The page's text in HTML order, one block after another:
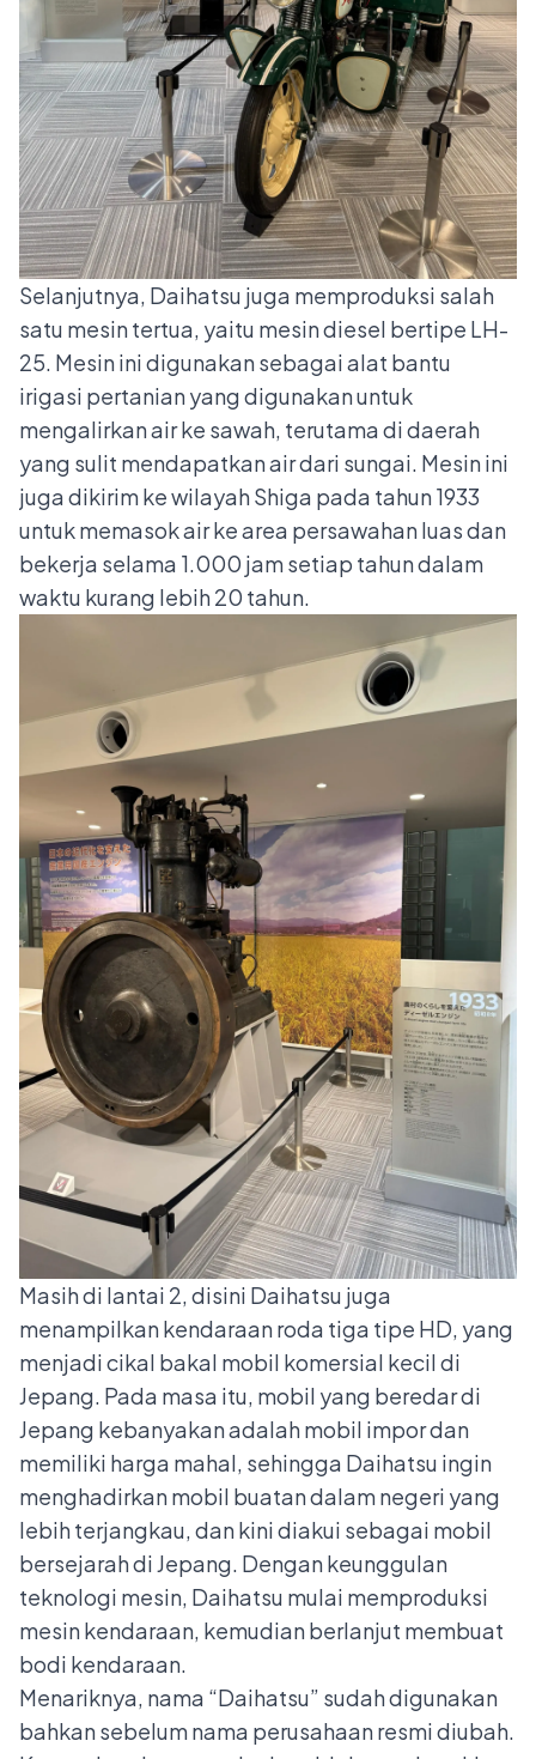
Selanjutnya, Daihatsu juga memproduksi salah
satu mesin tertua, yaitu mesin diesel bertipe LH-
25. Mesin ini digunakan sebagai alat bantu
irigasi pertanian yang digunakan untuk
mengalirkan air ke sawah, terutama di daerah
yang sulit mendapatkan air dari sungai. Mesin ini
juga dikirim ke wilayah Shiga pada tahun 1933
untuk memasok air ke area persawahan luas dan
bekerja selama 1.000 jam setiap tahun dalam
waktu kurang lebih 20 tahun.
Masih di lantai 2, disini Daihatsu juga
menampilkan kendaraan roda tiga tipe HD, yang
menjadi cikal bakal mobil komersial kecil di
Jepang. Pada masa itu, mobil yang beredar di
Jepang kebanyakan adalah mobil impor dan
memiliki harga mahal, sehingga Daihatsu ingin
menghadirkan mobil buatan dalam negeri yang
lebih terjangkau, dan kini diakui sebagai mobil
bersejarah di Jepang. Dengan keunggulan
teknologi mesin, Daihatsu mulai memproduksi
mesin kendaraan, kemudian berlanjut membuat
bodi kendaraan.
Menariknya, nama “Daihatsu” sudah digunakan
bahkan sebelum nama perusahaan resmi diubah.